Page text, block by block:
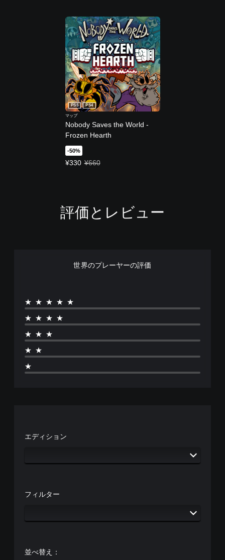
Nobody Saves the World -
Frozen Hearth
PS5 PS4
マップ
-50%
¥330
特別価格 ¥330 通常価格 ¥660
¥660
評価とレビュー
世界のプレーヤーの評価
★★★★★
★★★★
★★★
★★
★
エディション
フィルター
並べ替え：